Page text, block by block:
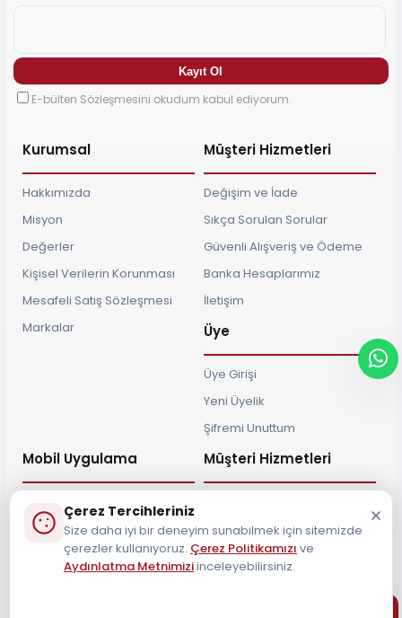
E-bülten Sözleşmesini okudum kabul ediyorum.
Kurumsal
Hakkımızda
Misyon
Değerler
Kişisel Verilerin Korunması
Mesafeli Satış Sözleşmesi
Markalar
Müşteri Hizmetleri
Değişim ve İade
Sıkça Sorulan Sorular
Güvenli Alışveriş ve Ödeme
Banka Hesaplarımız
İletişim
Üye
Üye Girişi
Yeni Üyelik
Şifremi Unuttum
Mobil Uygulama Müşteri Hizmetleri
Müşteri Destek Hattı
Çerez Tercihleriniz
Size daha iyi bir deneyim sunabilmek için sitemizde
çerezler kullanıyoruz. Çerez Politikamızı ve
Aydınlatma Metnimiziinceleyebilirsiniz.